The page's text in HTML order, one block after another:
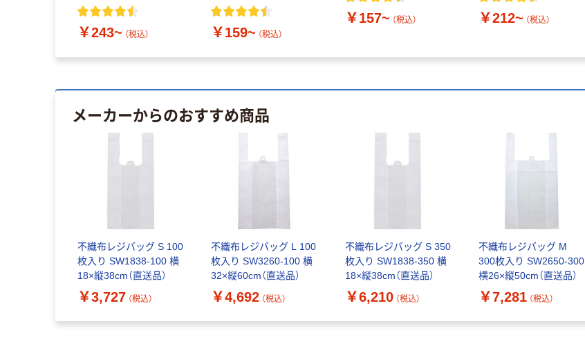
￥243~ （税込）
白
￥159~ （税込）
￥157~ （税込） ￥212~ （税込）
メーカーからのおすすめ商品
不織布レジバッグ S 100
枚入り SW1838-100 横
18×縦38cm（直送品）
￥3,727 （税込）
不織布レジバッグ L 100
枚入り SW3260-100 横
32×縦60cm（直送品）
￥4,692 （税込）
不織布レジバッグ S 350
枚入り SW1838-350 横
18×縦38cm（直送品）
￥6,210 （税込）
不織布レジバッグ M
300枚入り SW2650-300
横26×縦50cm（直送品）
￥7,281 （税込）